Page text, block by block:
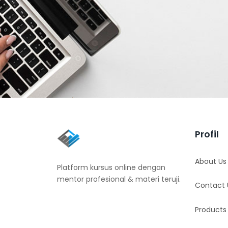
Platform kursus online dengan
mentor profesional & materi teruji.
Profil
About Us
Contact
Products